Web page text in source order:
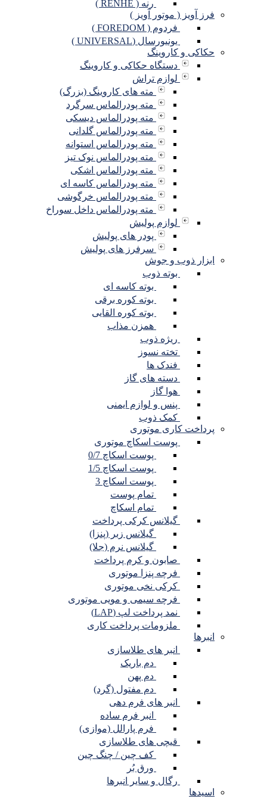
فرز آویز ( موتور آویز )
فردوم ( FOREDOM )
یونیورسال (UNIVERSAL )
حکاکی و کاروینگ
دستگاه حکاکی و کاروینگ
لوازم تراش
مته های کاروینگ (بزرگ)
مته پودرالماس سرگرد
مته پودرالماس دیسکی
مته پودرالماس گلدانی
مته پودرالماس استوانه
مته پودرالماس نوک تیز
مته پودرالماس اشکی
مته پودرالماس کاسه ای
مته پودرالماس خرگوشی
مته پودرالماس داخل سوراخ
لوازم پولیش
پودر های پولیش
سرفرز های پولیش
ابزار ذوب و جوش
بوته ذوب
بوته کاسه ای
بوته کوره برقی
بوته کوره القایی
همزن مذاب
ریژه ذوب
تخته نسوز
فندک ها
دسته های گاز
هوا گاز
پنس و لوازم ایمنی
کمک ذوب
پرداخت کاری موتوری
پوست اسکاچ موتوری
پوست اسکاچ 0/7
پوست اسکاچ 1/5
پوست اسکاچ 3
تمام پوست
تمام اسکاچ
گیلانس کرکی پرداخت
گیلانس زبر (پنزا)
گیلانس نرم (جلا)
صابون و کرم پرداخت
فرچه پنزا موتوری
کرکی نخی موتوری
فرچه سیمی و مویی موتوری
نمد پرداخت لپ (LAP)
ملزومات پرداخت کاری
انبر های طلاسازی
دم باریک
دم پهن
دم مفتول (گرد)
انبر های فرم دهی
انبر فرم ساده
فرم پارالل (موازی)
قیچی های طلاسازی
کف چین / چنگ چین
ورق بُر
رگال و سایر انبرها